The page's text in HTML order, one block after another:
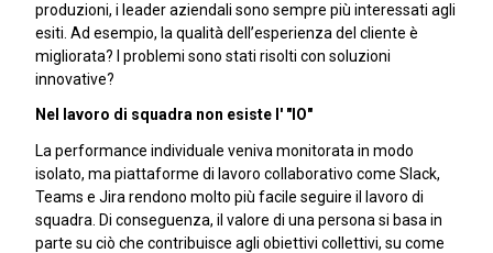
produzioni, i leader aziendali sono sempre più interessati agli
esiti. Ad esempio, la qualità dell’esperienza del cliente è
migliorata? I problemi sono stati risolti con soluzioni
innovative?
Nel lavoro di squadra non esiste l' "IO"
La performance individuale veniva monitorata in modo
isolato, ma piattaforme di lavoro collaborativo come Slack,
Teams e Jira rendono molto più facile seguire il lavoro di
squadra. Di conseguenza, il valore di una persona si basa in
parte su ciò che contribuisce agli obiettivi collettivi, su come